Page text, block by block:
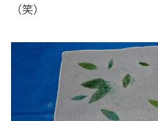
（笑）